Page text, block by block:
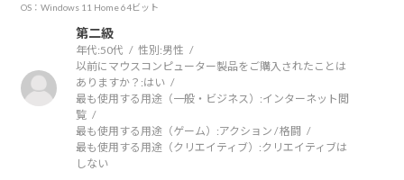
OS：Windows 11 Home 64ビット
第二級
年代:50代 性別:男性
以前にマウスコンピューター製品をご購入されたことは
ありますか？:はい
最も使用する用途（一般・ビジネス）:インターネット閲
覧
最も使用する用途（ゲーム）:アクション / 格闘
最も使用する用途（クリエイティブ）:クリエイティブは
しない